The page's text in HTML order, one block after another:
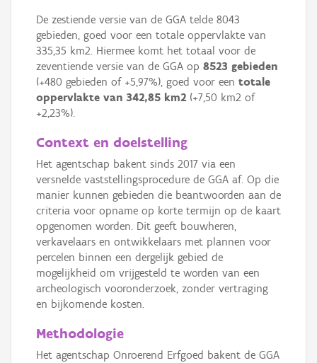
De zestiende versie van de GGA telde 8043
gebieden, goed voor een totale oppervlakte van
335,35 km2. Hiermee komt het totaal voor de
zeventiende versie van de GGA op 8523 gebieden
(+480 gebieden of +5,97%), goed voor een totale
oppervlakte van 342,85 km2 (+7,50 km2 of
+2,23%).
Context en doelstelling
Het agentschap bakent sinds 2017 via een
versnelde vaststellingsprocedure de GGA af. Op die
manier kunnen gebieden die beantwoorden aan de
criteria voor opname op korte termijn op de kaart
opgenomen worden. Dit geeft bouwheren,
verkavelaars en ontwikkelaars met plannen voor
percelen binnen een dergelijk gebied de
mogelijkheid om vrijgesteld te worden van een
archeologisch vooronderzoek, zonder vertraging
en bijkomende kosten.
Methodologie
Het agentschap Onroerend Erfgoed bakent de GGA